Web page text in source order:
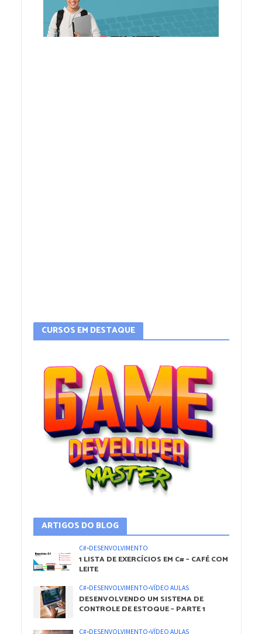
CURSOS EM DESTAQUE
ARTIGOS DO BLOG
C#•DESENVOLVIMENTO
1 LISTA DE EXERCÍCIOS EM C# – CAFÉ COM
LEITE
C#•DESENVOLVIMENTO•VÍDEO AULAS
DESENVOLVENDO UM SISTEMA DE
CONTROLE DE ESTOQUE – PARTE 1
C#•DESENVOLVIMENTO•VÍDEO AULAS